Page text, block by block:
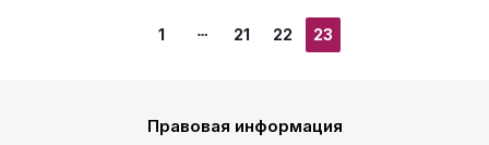
1 21 22 23
Правовая информация